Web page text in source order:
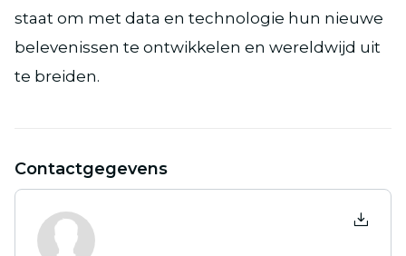
staat om met data en technologie hun nieuwe
belevenissen te ontwikkelen en wereldwijd uit
te breiden.
Contactgegevens